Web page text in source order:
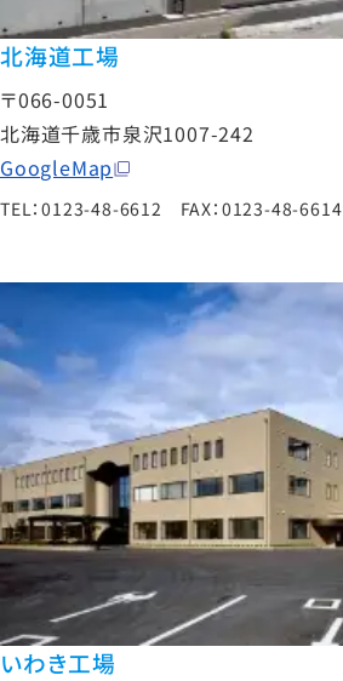
北海道工場
〒066-0051
北海道千歳市泉沢1007-242
GoogleMap
TEL：0123-48-6612 FAX：0123-48-6614
いわき工場